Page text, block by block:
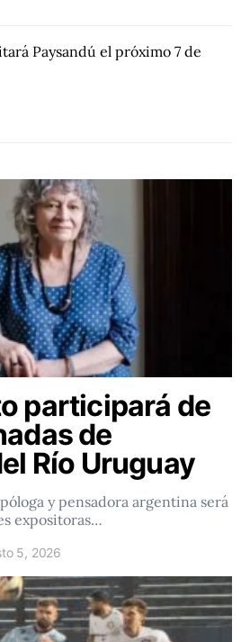
Paysandú el próximo 7 de
participará de
de
Río Uruguay
y pensadora argentina será
expositoras…
5, 2026